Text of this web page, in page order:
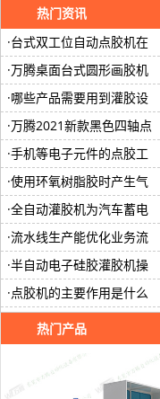
热门资讯
台式双工位自动点胶机在
万腾桌面台式圆形画胶机
哪些产品需要用到灌胶设
万腾2021新款黑色四轴点
手机等电子元件的点胶工
使用环氧树脂胶时产生气
全自动灌胶机为汽车蓄电
流水线生产能优化业务流
半自动电子硅胶灌胶机操
点胶机的主要作用是什么
热门产品